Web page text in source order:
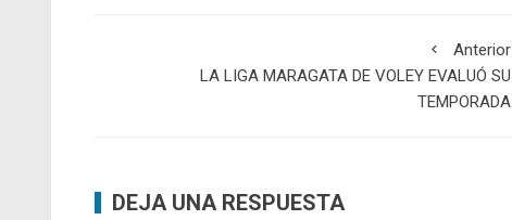
Anterior
LA LIGA MARAGATA DE VOLEY EVALUÓ SU
TEMPORADA
DEJA UNA RESPUESTA